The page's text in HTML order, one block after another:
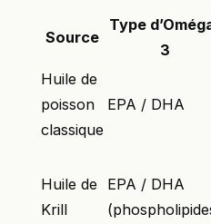
Source
Type
3
Huile de
poisson
classique
EPA / DHA
Huile de
Krill
EPA / DHA